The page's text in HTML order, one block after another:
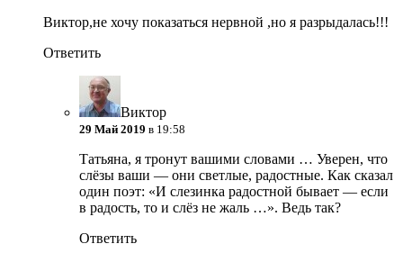
Виктор,не хочу показаться нервной ,но я разрыдалась!!!
Ответить
Виктор
29 Май 2019 в 19:58
Татьяна, я тронут вашими словами … Уверен, что
слёзы ваши — они светлые, радостные. Как сказал
один поэт: «И слезинка радостной бывает — если
в радость, то и слёз не жаль …». Ведь так?
Ответить